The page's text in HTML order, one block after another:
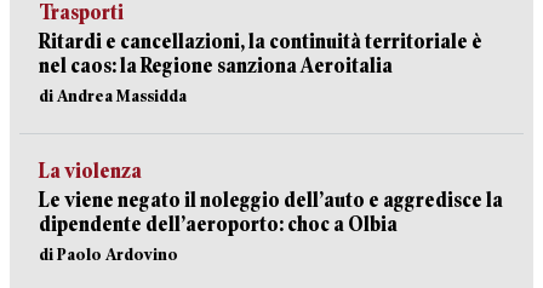
Trasporti
Ritardi e cancellazioni, la continuità territoriale è
nel caos: la Regione sanziona Aeroitalia
di Andrea Massidda
La violenza
Le viene negato il noleggio dell’auto e aggredisce la
dipendente dell’aeroporto: choc a Olbia
di Paolo Ardovino